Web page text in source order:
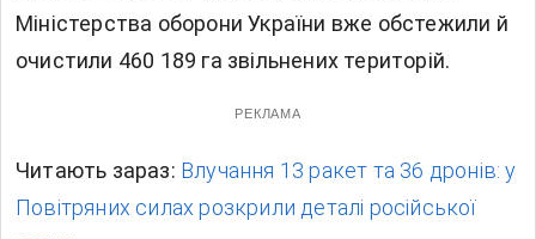
Міністерства оборони України вже обстежили й
очистили 460 189 га звільнених територій.
РЕКЛАМА
Читають зараз: Влучання 13 ракет та 36 дронів: у
Повітряних силах розкрили деталі російської